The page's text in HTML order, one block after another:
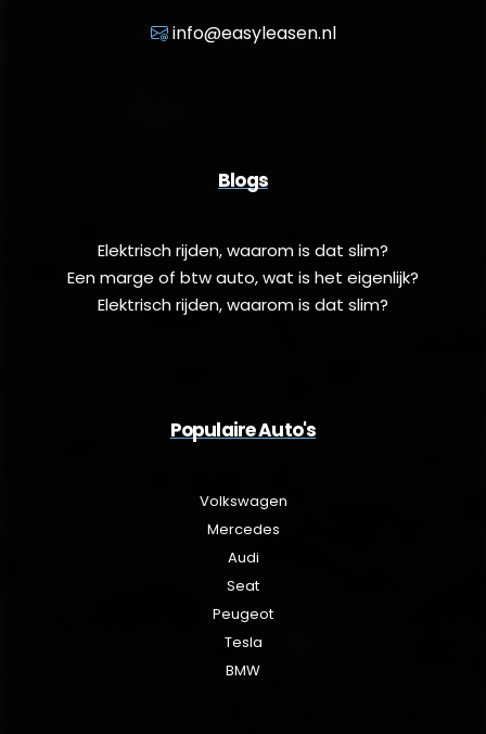
info@easyleasen.nl
Blogs
Elektrisch rijden, waarom is dat slim?
Een marge of btw auto, wat is het eigenlijk?
Elektrisch rijden, waarom is dat slim?
Populaire Auto's
Volkswagen
Mercedes
Audi
Seat
Peugeot
Tesla
BMW